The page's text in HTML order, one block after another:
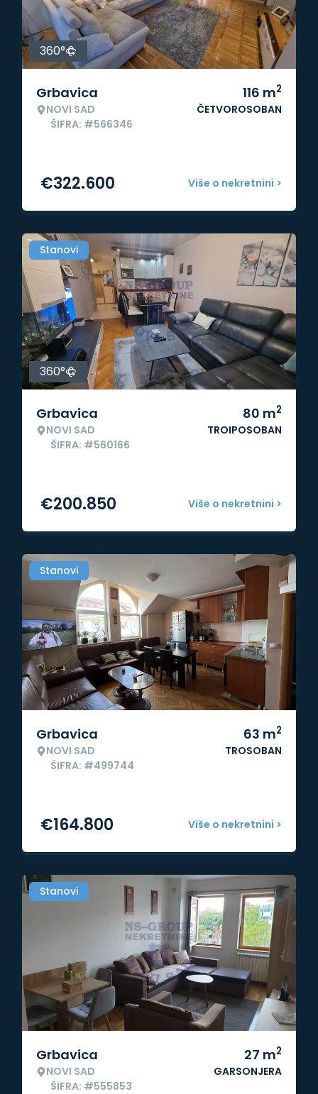
360°
Grbavica
NOVI SAD
ŠIFRA: #566346
116 m2
ČETVOROSOBAN
Više o nekretnini >
€322.600
Stanovi
360°
Grbavica
NOVI SAD
ŠIFRA: #560166
80 m2
TROIPOSOBAN
Više o nekretnini >
€200.850
Stanovi
Grbavica
NOVI SAD
ŠIFRA: #499744
63 m2
TROSOBAN
Više o nekretnini >
€164.800
Stanovi
Grbavica
NOVI SAD
ŠIFRA: #555853
27 m2
GARSONJERA